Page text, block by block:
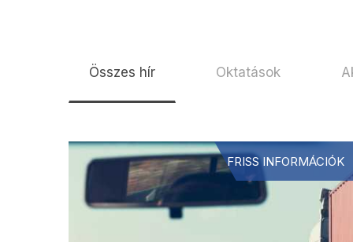
Összes hír Oktatások
FRISS INFORMÁCIÓK